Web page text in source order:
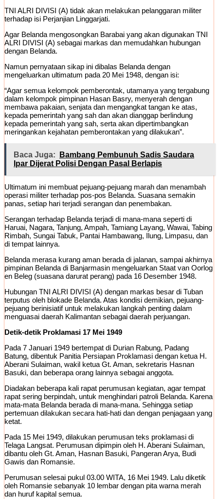
TNI ALRI DIVISI (A) tidak akan melakukan pelanggaran militer
terhadap isi Perjanjian Linggarjati.
Agar Belanda mengosongkan Barabai yang akan digunakan TNI
ALRI DIVISI (A) sebagai markas dan memudahkan hubungan
dengan Belanda.
Namun pernyataan sikap ini dibalas Belanda dengan
mengeluarkan ultimatum pada 20 Mei 1948, dengan isi:
“Agar semua kelompok pemberontak, utamanya yang tergabung
dalam kelompok pimpinan Hasan Basry, menyerah dengan
membawa pakaian, senjata dan mengangkat tangan ke atas,
kepada pemerintah yang sah dan akan dianggap berlindung
kepada pemerintah yang sah, serta akan dipertimbangkan
meringankan kejahatan pemberontakan yang dilakukan”.
Baca Juga:
Bambang Pembunuh Sadis Saudara
Ipar Dijerat Polisi Dengan Pasal Berlapis
Ultimatum ini membuat pejuang-pejuang marah dan menambah
operasi militer terhadap pos-pos Belanda. Suasana semakin
panas, setiap hari terjadi serangan dan penembakan.
Serangan terhadap Belanda terjadi di mana-mana seperti di
Haruai, Nagara, Tanjung, Ampah, Tamiang Layang, Wawai, Tabing
Rimbah, Sungai Tabuk, Pantai Hambawang, Ilung, Limpasu, dan
di tempat lainnya.
Belanda merasa kurang aman berada di jalanan, sampai akhirnya
pimpinan Belanda di Banjarmasin mengeluarkan Staat van Oorlog
en Beleg (suasana darurat perang) pada 16 Desember 1948.
Hubungan TNI ALRI DIVISI (A) dengan markas besar di Tuban
terputus oleh blokade Belanda. Atas kondisi demikian, pejuang-
pejuang berinisiatif untuk melakukan langkah penting dalam
menguasai daerah Kalimantan sebagai daerah perjuangan.
Detik-detik Proklamasi 17 Mei 1949
Pada 7 Januari 1949 bertempat di Durian Rabung, Padang
Batung, dibentuk Panitia Persiapan Proklamasi dengan ketua H.
Aberani Sulaiman, wakil ketua Gt. Aman, sekretaris Hasnan
Basuki, dan beberapa orang lainnya sebagai anggota.
Diadakan beberapa kali rapat perumusan kegiatan, agar tempat
rapat sering berpindah, untuk menghindari patroli Belanda. Karena
mata-mata Belanda berada di mana-mana. Sehingga setiap
pertemuan dilakukan secara hati-hati dan dengan penjagaan yang
ketat.
Pada 15 Mei 1949, dilakukan perumusan teks proklamasi di
Telaga Langsat. Perumusan dipimpin oleh H. Aberani Sulaiman,
dibantu oleh Gt. Aman, Hasnan Basuki, Pangeran Arya, Budi
Gawis dan Romansie.
Perumusan selesai pukul 03.00 WITA, 16 Mei 1949. Lalu diketik
oleh Romansie sebanyak 10 lembar dengan pita warna merah
dan huruf kapital semua.